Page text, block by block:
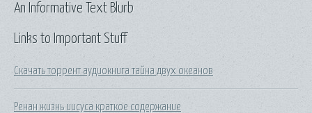
Links to Important Stuff
Скачать торрент аудиокнига тайна двух океанов
Ренан жизнь иисуса краткое содержание
An Informative Text Blurb